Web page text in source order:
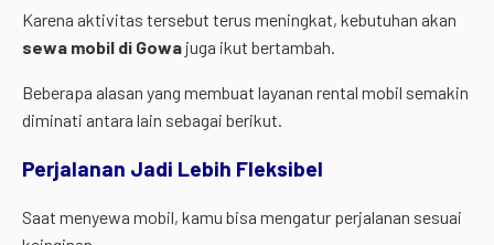
Karena aktivitas tersebut terus meningkat, kebutuhan akan
sewa mobil di Gowa juga ikut bertambah.
Beberapa alasan yang membuat layanan rental mobil semakin
diminati antara lain sebagai berikut.
Perjalanan Jadi Lebih Fleksibel
Saat menyewa mobil, kamu bisa mengatur perjalanan sesuai